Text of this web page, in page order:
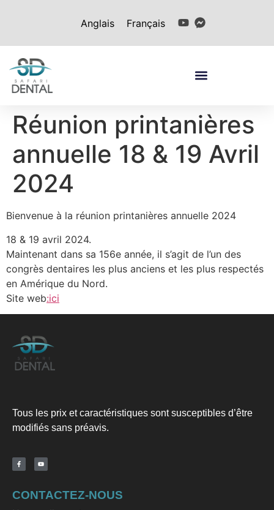
Anglais Français
Réunion printanières
annuelle 18 & 19 Avril
2024
Bienvenue à la réunion printanières annuelle 2024
18 & 19 avril 2024.
Maintenant dans sa 156e année, il s’agit de l’un des
congrès dentaires les plus anciens et les plus respectés
en Amérique du Nord.
Site web:ici
Tous les prix et caractéristiques sont susceptibles d’être
modifiés sans préavis.
CONTACTEZ-NOUS